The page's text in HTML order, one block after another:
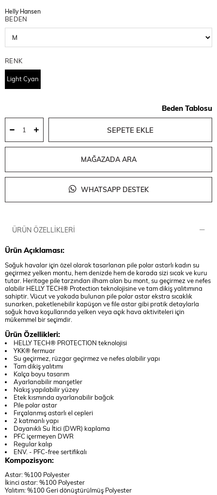
Helly Hansen
BEDEN
RENK
Light Cyan
Beden Tablosu
MAĞAZADA ARA
WHATSAPP DESTEK
ÜRÜN ÖZELLIKLERI
Ürün Açıklaması:
Soğuk havalar için özel olarak tasarlanan pile polar astarlı kadın su
geçirmez yelken montu, hem denizde hem de karada sizi sıcak ve kuru
tutar. Heritage pile tarzından ilham alan bu mont, su geçirmez ve nefes
alabilir HELLY TECH® Protection teknolojisine ve tam dikiş yalıtımına
sahiptir. Vücut ve yakada bulunan pile polar astar ekstra sıcaklık
sunarken, paketlenebilir kapüşon ve file astar gibi pratik detaylarla
soğuk hava koşullarında yelken veya açık hava aktiviteleri için
mükemmel bir seçimdir.
Ürün Özellikleri:
HELLY TECH® PROTECTION teknolojisi
YKK® fermuar
Su geçirmez, rüzgar geçirmez ve nefes alabilir yapı
Tam dikiş yalıtımı
Kalça boyu tasarım
Ayarlanabilir manşetler
Nakış yapılabilir yüzey
Etek kısmında ayarlanabilir bağcık
Pile polar astar
Fırçalanmış astarlı el cepleri
2 katmanlı yapı
Dayanıklı Su İtici (DWR) kaplama
PFC içermeyen DWR
Regular kalıp
ENV. - PFC-free sertifikalı
Kompozisyon:
Astar: %100 Polyester
İkinci astar: %100 Polyester
Yalıtım: %100 Geri dönüştürülmüş Polyester